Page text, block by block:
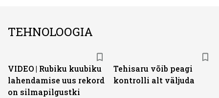
TEHNOLOOGIA
VIDEO | Rubiku kuubiku
lahendamise uus rekord
on silmapilgustki
Tehisaru võib peagi
kontrolli alt väljuda